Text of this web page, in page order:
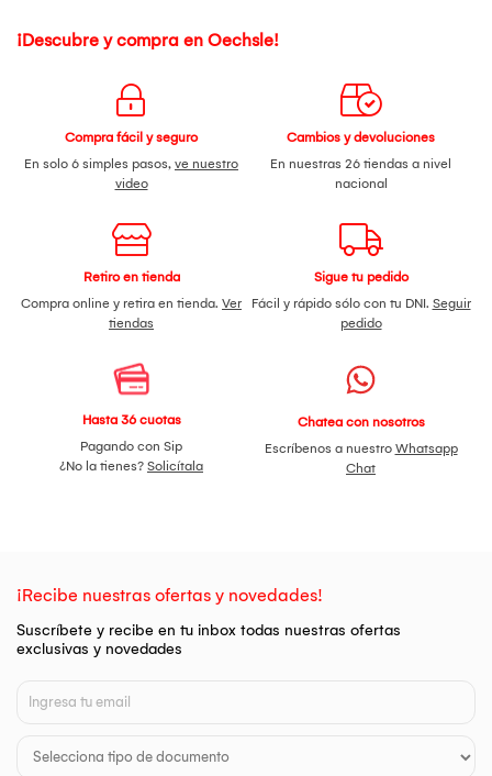
-Detección IA (personas, mascotas y bebés)
Peso: Aprox. 297 g
¡Descubre y compra en Oechsle!
Compra fácil y seguro
En solo 6 simples pasos, ve nuestro
video
Cambios y devoluciones
En nuestras 26 tiendas a nivel
nacional
Retiro en tienda
Compra online y retira en tienda. Ver
tiendas
Sigue tu pedido
Fácil y rápido sólo con tu DNI. Seguir
pedido
Hasta 36 cuotas
Pagando con Sip
¿No la tienes? Solicítala
Chatea con nosotros
Escríbenos a nuestro Whatsapp
Chat
¡Recibe nuestras ofertas y novedades!
Suscríbete y recibe en tu inbox todas nuestras ofertas
exclusivas y novedades